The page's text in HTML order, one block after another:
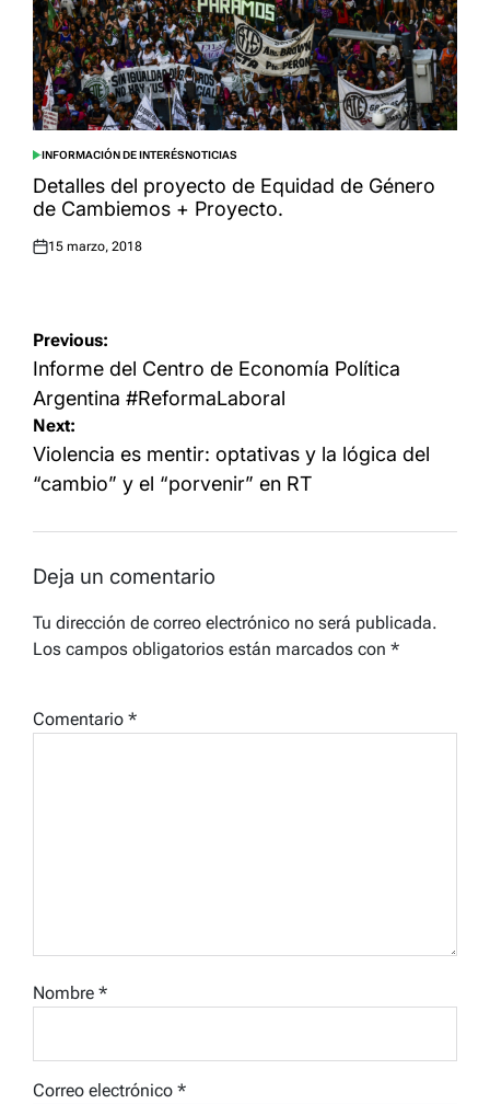
POSTED
IN
INFORMACIÓN DE INTERÉS NOTICIAS
Detalles del proyecto de Equidad de Género
de Cambiemos + Proyecto.
Posted
15 marzo, 2018
Navegación
de
entradas
Previous:
Informe del Centro de Economía Política
Argentina #ReformaLaboral
Next:
Violencia es mentir: optativas y la lógica del
“cambio” y el “porvenir” en RT
Deja un comentario
Tu dirección de correo electrónico no será publicada.
Los campos obligatorios están marcados con *
Comentario *
Nombre *
Correo electrónico *